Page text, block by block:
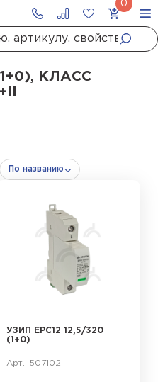
1000 ВУЗИП I+II класса
КЛАСС
По названию
УЗИП ЕРС12 12,5/320
(1+0)
Арт.: 507102